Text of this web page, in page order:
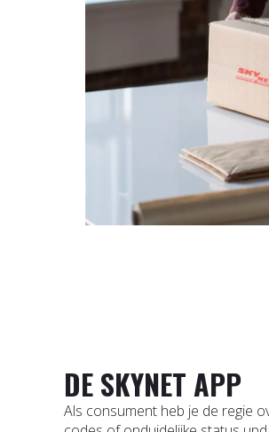
DE SKYNET APP
Als consument heb je de regie